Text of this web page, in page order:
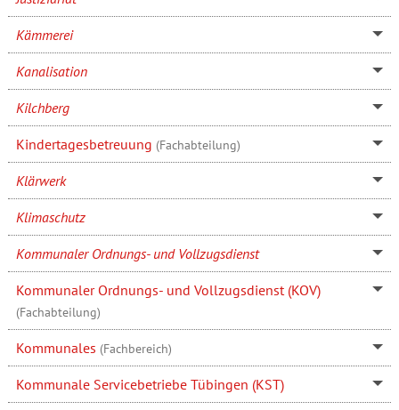
Kämmerei
Kanalisation
Kilchberg
Kindertagesbetreuung (Fachabteilung)
Klärwerk
Klimaschutz
Kommunaler Ordnungs- und Vollzugsdienst
Kommunaler Ordnungs- und Vollzugsdienst (KOV)
(Fachabteilung)
Kommunales (Fachbereich)
Kommunale Servicebetriebe Tübingen (KST)